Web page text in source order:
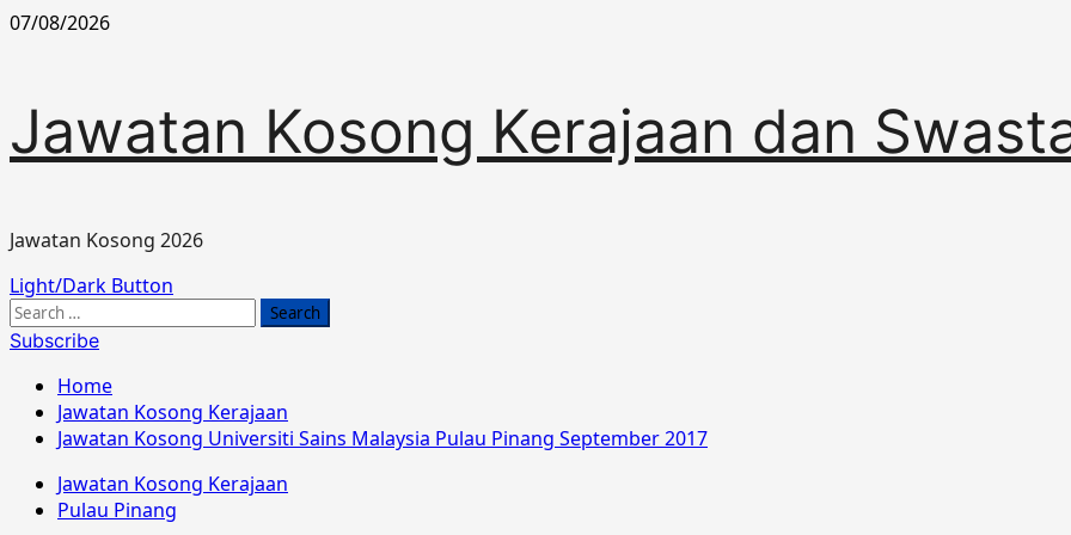
Skip
07/08/2026
Jawatan Kosong Kerajaan dan
Jawatan Kosong 2026
Primary
Menu
Light/Dark Button
Search
for:
Subscribe
Home
Jawatan Kosong Kerajaan
Jawatan Kosong Universiti Sains Malaysia Pulau Pinang September 2017
Jawatan Kosong Kerajaan
Pulau Pinang